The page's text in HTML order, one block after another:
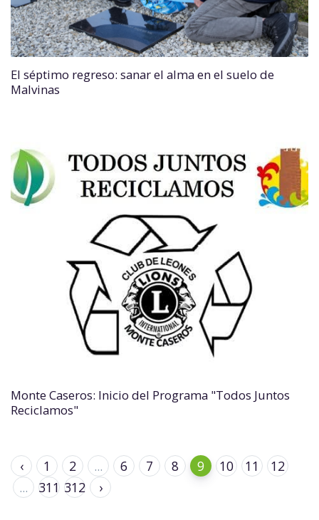
El séptimo regreso: sanar el alma en el suelo de
Malvinas
Monte Caseros: Inicio del Programa "Todos Juntos
Reciclamos"
‹ 1 2 ... 6 7 8 9 10 11
12
...
311 312 ›